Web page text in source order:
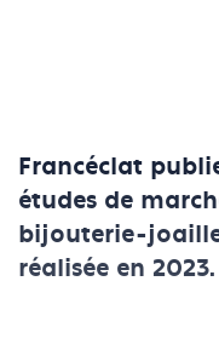
Francéclat
études de
bijouterie-
réalisée en 2023.